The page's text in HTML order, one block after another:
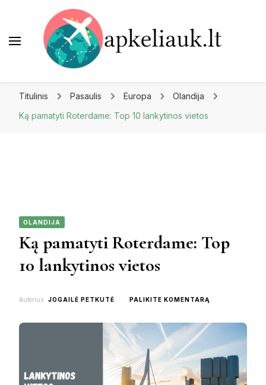
Titulinis Pasaulis Europa
Olandija
Ką pamatyti Roterdame: Top 10 lankytinos vietos
OLANDIJA
Ką pamatyti Roterdame: Top
10 lankytinos vietos
Autorius JOGAILĖ PETKUTĖ PALIKITE KOMENTARĄ
VIETOS